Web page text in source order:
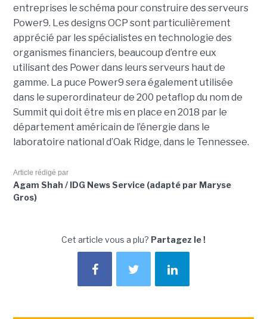
entreprises le schéma pour construire des serveurs
Power9. Les designs OCP sont particulièrement
apprécié par les spécialistes en technologie des
organismes financiers, beaucoup d’entre eux
utilisant des Power dans leurs serveurs haut de
gamme. La puce Power9 sera également utilisée
dans le superordinateur de 200 petaflop du nom de
Summit qui doit être mis en place en 2018 par le
département américain de l’énergie dans le
laboratoire national d’Oak Ridge, dans le Tennessee.
Article rédigé par
Agam Shah / IDG News Service (adapté par Maryse
Gros)
Cet article vous a plu? Partagez le !